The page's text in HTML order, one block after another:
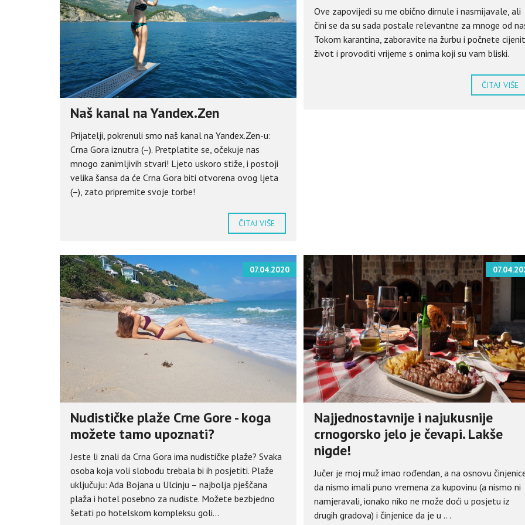
Naš kanal na Yandex.Zen
Prijatelji, pokrenuli smo naš kanal na Yandex.Zen-u:
Crna Gora iznutra (–). Pretplatite se, očekuje nas
mnogo zanimljivih stvari! Ljeto uskoro stiže, i postoji
velika šansa da će Crna Gora biti otvorena ovog ljeta
(–), zato pripremite svoje torbe!
ČITAJ VIŠE
Ove zapovijedi su me obično dirnule i nasmijavale, ali
čini se da su sada postale relevantne za mnoge od
Tokom karantina, zaboravite na žurbu i počnete
život i provoditi vrijeme s onima koji su vam bliski.
ČITAJ VIŠE
07.04.2020
Nudističke plaže Crne Gore - koga
možete tamo upoznati?
Jeste li znali da Crna Gora ima nudističke plaže? Svaka
osoba koja voli slobodu trebala bi ih posjetiti. Plaže
uključuju: Ada Bojana u Ulcinju – najbolja pješčana
plaža i hotel posebno za nudiste. Možete bezbjedno
šetati po hotelskom kompleksu goli...
Najjednostavnije i najukusnije
crnogorsko jelo je čevapi. Lakše
nigde!
Jučer je moj muž imao rođendan, a na osnovu
da nismo imali puno vremena za kupovinu (a nismo ni
namjeravali, ionako niko ne može doći u posjetu iz
drugih gradova) i činjenice da je u .. .